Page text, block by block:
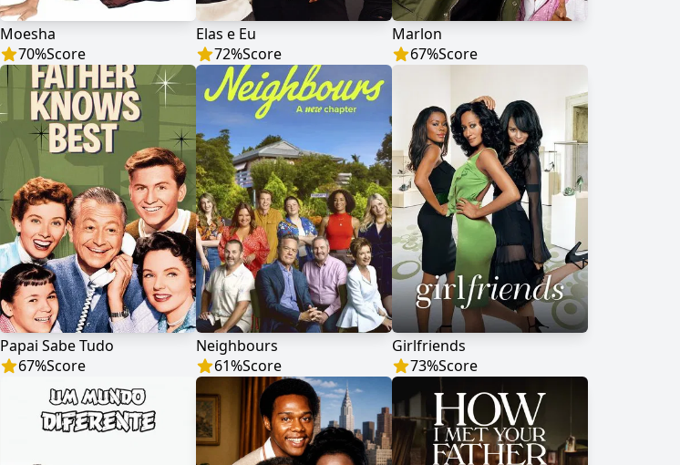
Moesha
70%Score
Elas e Eu
72%Score
Marlon
67%Score
Papai Sabe Tudo
67%Score
Neighbours
61%Score
Girlfriends
73%Score